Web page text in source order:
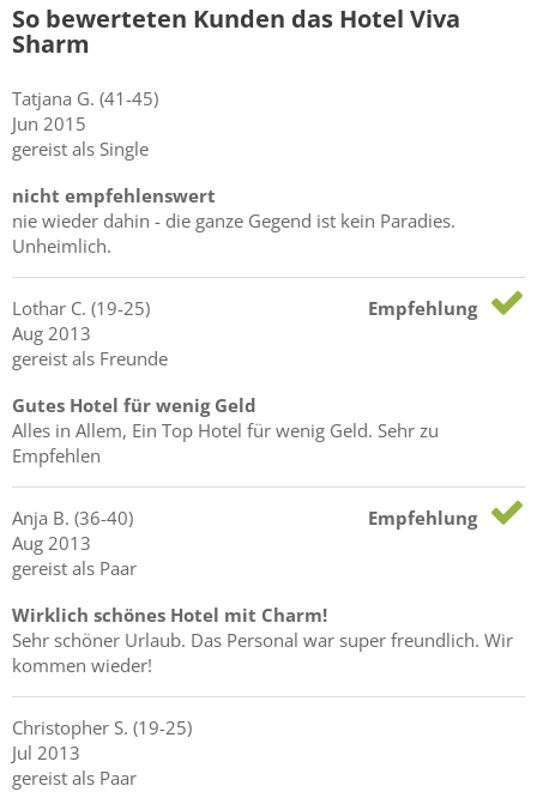
So bewerteten Kunden das Hotel Viva
Sharm
Tatjana G. (41-45)
Jun 2015
gereist als Single
nicht empfehlenswert
nie wieder dahin - die ganze Gegend ist kein Paradies.
Unheimlich.
Lothar C. (19-25)
Aug 2013
gereist als Freunde
Empfehlung
Gutes Hotel für wenig Geld
Alles in Allem, Ein Top Hotel für wenig Geld. Sehr zu
Empfehlen
Anja B. (36-40)
Aug 2013
gereist als Paar
Empfehlung
Wirklich schönes Hotel mit Charm!
Sehr schöner Urlaub. Das Personal war super freundlich. Wir
kommen wieder!
Christopher S. (19-25)
Jul 2013
gereist als Paar